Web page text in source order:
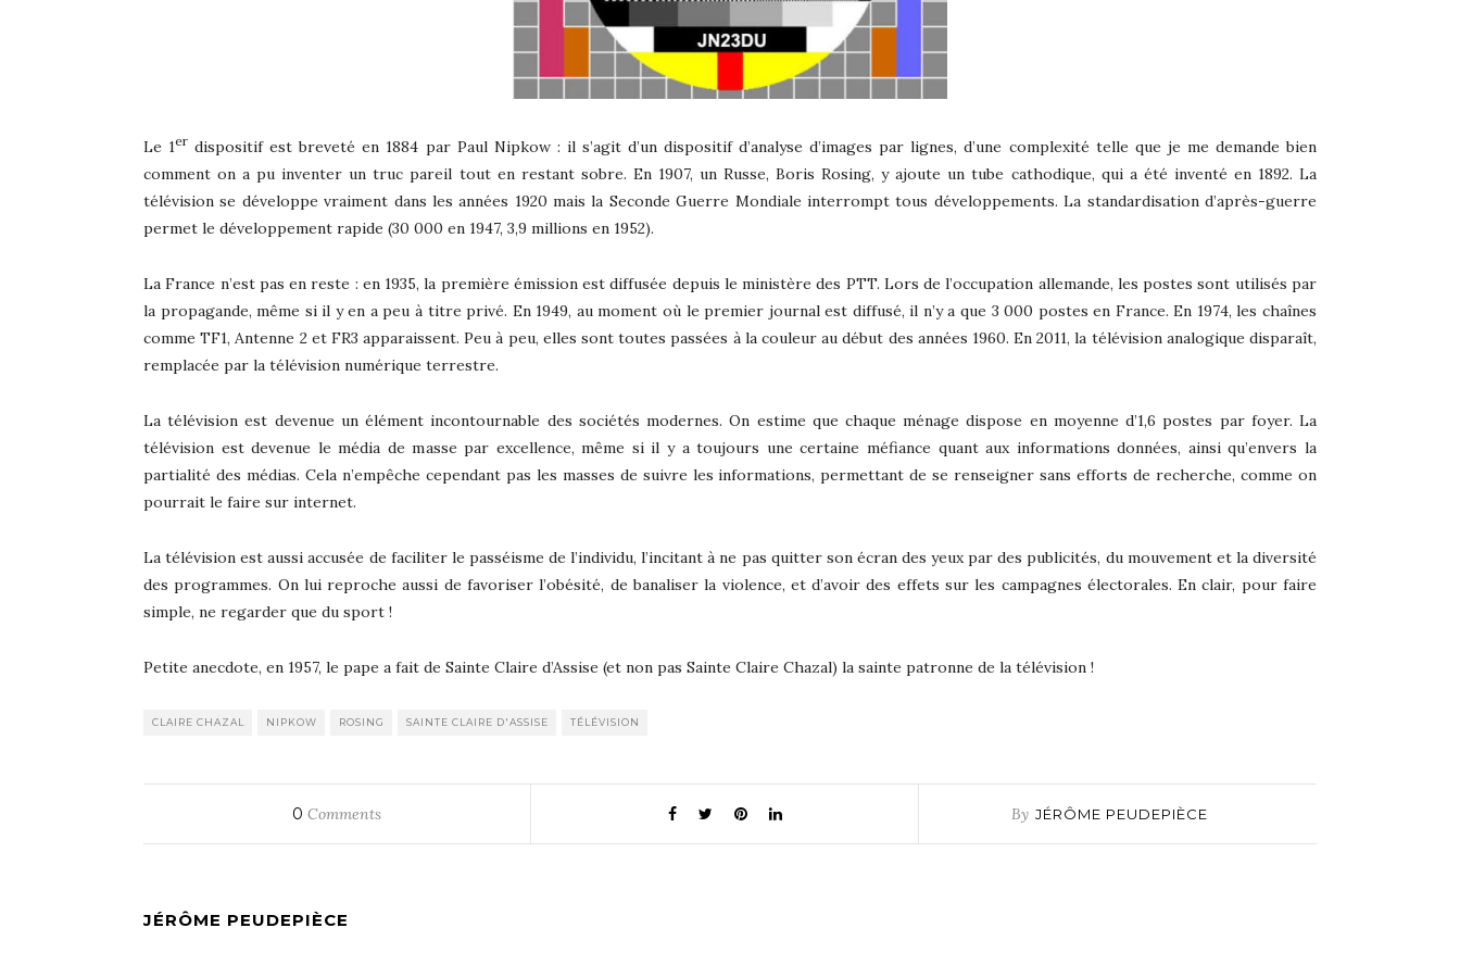
Le 1er dispositif est breveté en 1884 par Paul Nipkow : il s’agit d’un dispositif d’analyse d’images par lignes, d’une complexité telle que je me demande bien
comment on a pu inventer un truc pareil tout en restant sobre. En 1907, un Russe, Boris Rosing, y ajoute un tube cathodique, qui a été inventé en 1892. La
télévision se développe vraiment dans les années 1920 mais la Seconde Guerre Mondiale interrompt tous développements. La standardisation d’après-guerre
permet le développement rapide (30 000 en 1947, 3,9 millions en 1952).
La France n’est pas en reste : en 1935, la première émission est diffusée depuis le ministère des PTT. Lors de l’occupation allemande, les postes sont utilisés par
la propagande, même si il y en a peu à titre privé. En 1949, au moment où le premier journal est diffusé, il n’y a que 3 000 postes en France. En 1974, les chaînes
comme TF1, Antenne 2 et FR3 apparaissent. Peu à peu, elles sont toutes passées à la couleur au début des années 1960. En 2011, la télévision analogique disparaît,
remplacée par la télévision numérique terrestre.
La télévision est devenue un élément incontournable des sociétés modernes. On estime que chaque ménage dispose en moyenne d’1,6 postes par foyer. La
télévision est devenue le média de masse par excellence, même si il y a toujours une certaine méfiance quant aux informations données, ainsi qu’envers la
partialité des médias. Cela n’empêche cependant pas les masses de suivre les informations, permettant de se renseigner sans efforts de recherche, comme on
pourrait le faire sur internet.
La télévision est aussi accusée de faciliter le passéisme de l’individu, l’incitant à ne pas quitter son écran des yeux par des publicités, du mouvement et la diversité
des programmes. On lui reproche aussi de favoriser l’obésité, de banaliser la violence, et d’avoir des effets sur les campagnes électorales. En clair, pour faire
simple, ne regarder que du sport !
Petite anecdote, en 1957, le pape a fait de Sainte Claire d’Assise (et non pas Sainte Claire Chazal) la sainte patronne de la télévision !
CLAIRE CHAZAL NIPKOW ROSING SAINTE CLAIRE D'ASSISE TÉLÉVISION
0 Comments By JÉRÔME PEUDEPIÈCE
JÉRÔME PEUDEPIÈCE